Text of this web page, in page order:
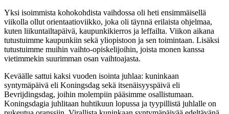
Yksi isoimmista kohokohdista vaihdossa oli heti ensimmäisellä
viikolla ollut orientaatioviikko, joka oli täynnä erilaista ohjelmaa,
kuten liikuntailtapäivä, kaupunkikierros ja leffailta. Viikon aikana
tutustuimme kaupunkiin sekä yliopistoon ja sen toimintaan. Lisäksi
tutustuimme muihin vaihto-opiskelijoihin, joista monen kanssa
vietimmekin suurimman osan vaihtoajasta.
Keväälle sattui kaksi vuoden isointa juhlaa: kuninkaan
syntymäpäivä eli Koningsdag sekä itsenäisyyspäivä eli
Bevrijdingsdag, joihin molempiin pääsimme osallistumaan.
Koningsdagia juhlitaan huhtikuun lopussa ja tyypillistä juhlalle on